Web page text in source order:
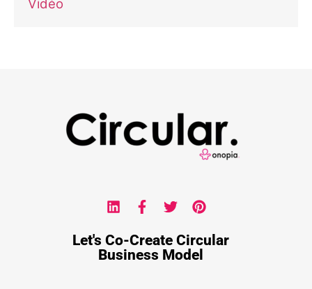
Vidéo
Let's Co-Create Circular
Business Model